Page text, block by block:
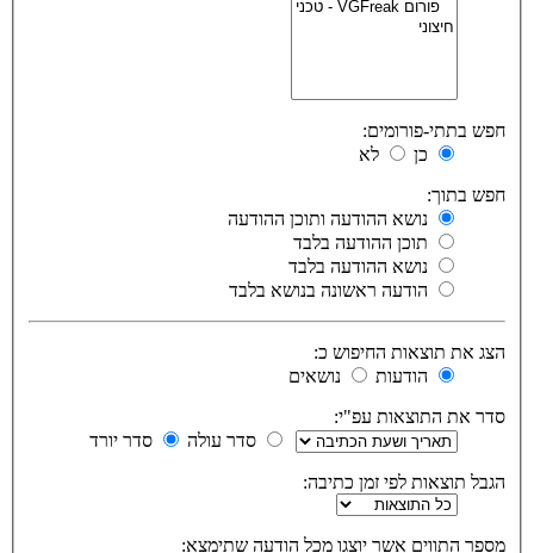
חפש בתתי-פורומים:
כן
לא
חפש בתוך:
נושא ההודעה ותוכן ההודעה
תוכן ההודעה בלבד
נושא ההודעה בלבד
הודעה ראשונה בנושא בלבד
הצג את תוצאות החיפוש כ:
הודעות
נושאים
סדר את התוצאות עפ"י:
סדר עולה
סדר יורד
הגבל תוצאות לפי זמן כתיבה:
מספר התווים אשר יוצגו מכל הודעה שתימצא: